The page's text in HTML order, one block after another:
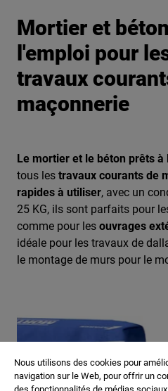
Mortier et
l'emploi pour
travaux
maçonnerie
Le mortier et le béton prêts à
tous les travaux courants de
rapides à utiliser, avec un
25 KG, ils sont parfaits pour
comme pour les ouvrages
idéale pour les travaux de
le montage de murs pour le
Nous utilisons des cookies pour
navigation sur le Web, pour offrir un